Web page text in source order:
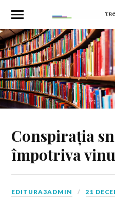
Conspirația
împotriva
EDITURA3ADMIN 21